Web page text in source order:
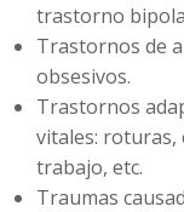
trastorno
Trastornos de
obsesivos.
Trastornos
vitales: roturas,
trabajo, etc.
Traumas